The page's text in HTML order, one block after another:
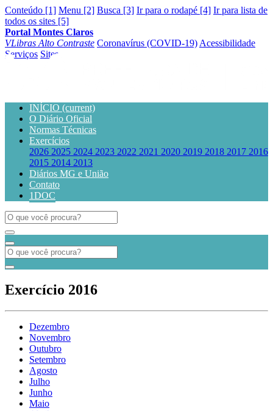
Conteúdo [1] Menu [2] Busca [3] Ir para o rodapé [4] Ir para lista de
todos os sites [5]
Portal Montes Claros
VLibras Alto Contraste Coronavírus (COVID-19) Acessibilidade
Serviços Sites
INÍCIO (current)
O Diário Oficial
Normas Técnicas
Exercícios
2026 2025 2024 2023 2022 2021 2020 2019 2018 2017 2016
2015 2014 2013
Diários MG e União
Contato
1DOC
Exercício 2016
Dezembro
Novembro
Outubro
Setembro
Agosto
Julho
Junho
Maio